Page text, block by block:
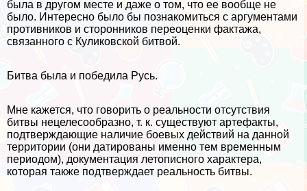
была в другом месте и даже о том, что ее вообще не
было. Интересно было бы познакомиться с аргументами
противников и сторонников переоценки фактажа,
связанного с Куликовской битвой.
Битва была и победила Русь.
Мне кажется, что говорить о реальности отсутствия
битвы нецелесообразно, т. к. существуют артефакты,
подтверждающие наличие боевых действий на данной
территории (они датированы именно тем временным
периодом), документация летописного хаpaктера,
которая также подтверждает реальность битвы.